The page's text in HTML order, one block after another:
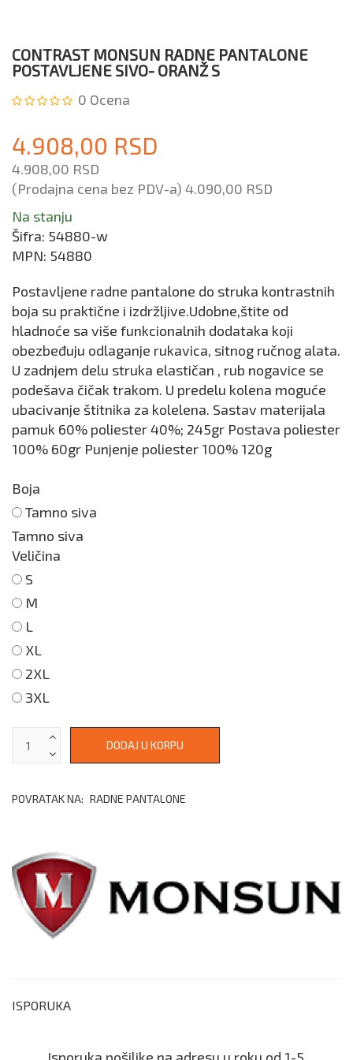
CONTRAST MONSUN RADNE PANTALONE
POSTAVLJENE SIVO- ORANŽ S
0 Ocena
4.908,00 RSD
4.908,00 RSD
(Prodajna cena bez PDV-a) 4.090,00 RSD
Na stanju
Šifra: 54880-w
MPN: 54880
Postavljene radne pantalone do struka kontrastnih
boja su praktične i izdržljive.Udobne,štite od
hladnoće sa više funkcionalnih dodataka koji
obezbeđuju odlaganje rukavica, sitnog ručnog alata.
U zadnjem delu struka elastičan , rub nogavice se
podešava čičak trakom. U predelu kolena moguće
ubacivanje štitnika za kolelena. Sastav materijala
pamuk 60% poliester 40%; 245gr Postava poliester
100% 60gr Punjenje poliester 100% 120g
Boja
Tamno siva
Tamno siva
Veličina
S
M
L
XL
2XL
3XL
POVRATAK NA: RADNE PANTALONE
ISPORUKA